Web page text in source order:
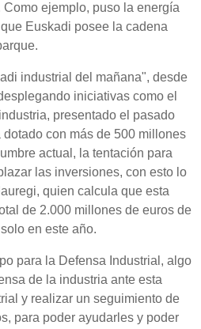
ejemplo, puso la energía
Euskadi posee la cadena
industrial del mañana", desde
iniciativas como el
presentado el pasado
dotado con más de 500 millones
actual, la tentación para
las inversiones, con esto lo
quien calcula que esta
de 2.000 millones de euros de
en este año.
para la Defensa Industrial, algo
de la industria ante esta
y realizar un seguimiento de
para poder ayudarles y poder